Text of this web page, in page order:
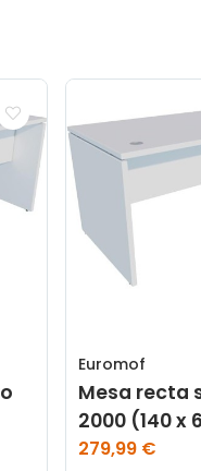
Euromof
Mesa recta
2000 (140 x
279,99 €